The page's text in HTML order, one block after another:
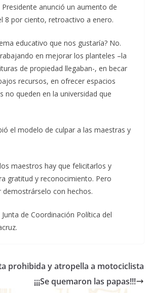
anunció un aumento de
8 por ciento, retroactivo a enero.
educativo que nos gustaría? No.
en mejorar los planteles –la
de propiedad llegaban-, en becar
recursos, en ofrecer espacios
no queden en la universidad que
el modelo de culpar a las maestras y
maestros hay que felicitarlos y
gratitud y reconocimiento. Pero
con hechos.
de Coordinación Política del
prohibida y atropella a motociclista
¡¡¡Se quemaron las papas!!!